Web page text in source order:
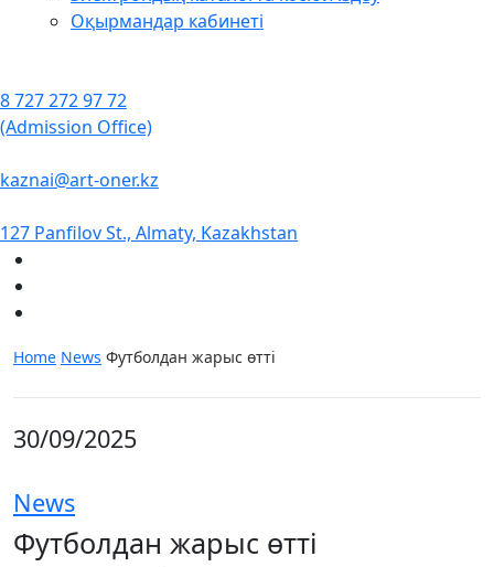
Оқырмандар кабинеті
8 727 272 97 72
(Admission Office)
kaznai@art-oner.kz
127 Panfilov St., Almaty, Kazakhstan
Home News Футболдан жарыс өтті
30/09/2025
News
Футболдан жарыс өтті